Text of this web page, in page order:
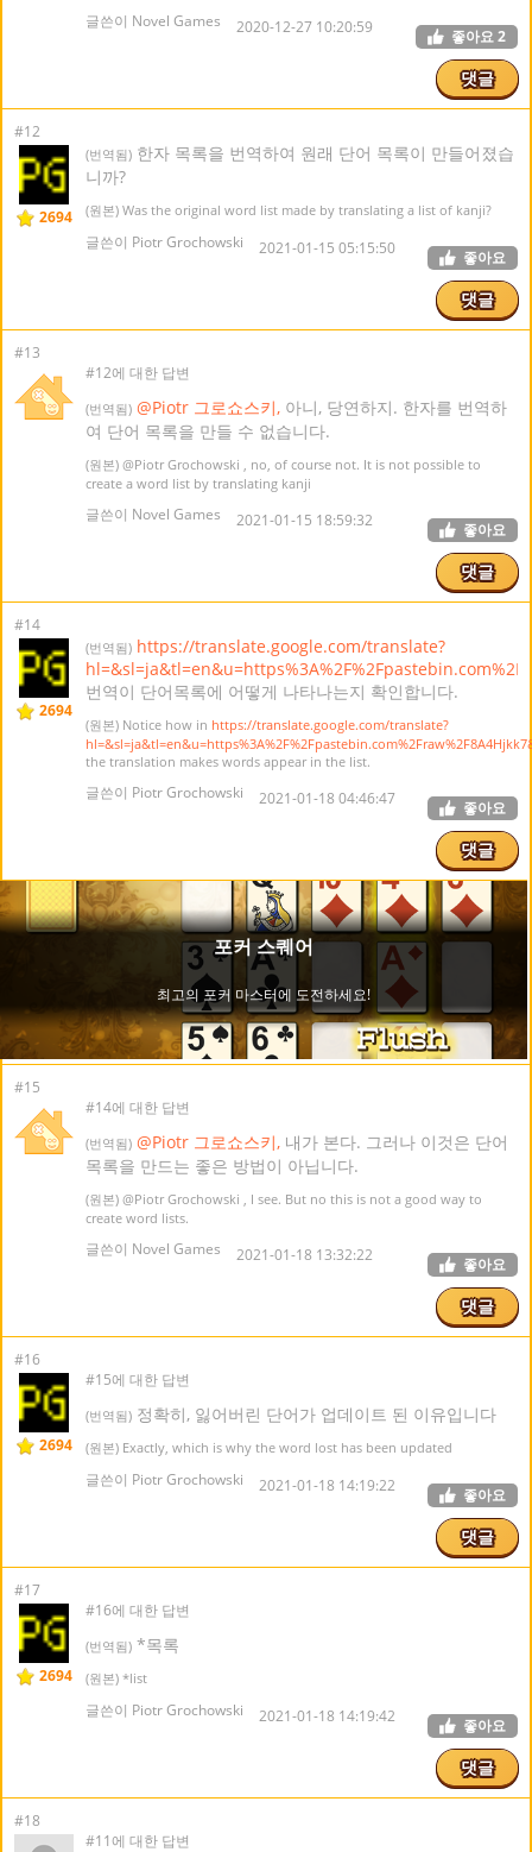
글쓴이 Novel Games 2020-12-27 10:20:59 좋아요2
댓글
#12
2694
(번역됨) 한자 목록을 번역하여 원래 단어 목록이 만들어졌습
니까?
(원본) Was the original word list made by translating a list of kanji?
글쓴이 Piotr Grochowski 2021-01-15 05:15:50 좋아요
댓글
#13
#12에 대한 답변
(번역됨) @Piotr 그로쇼스키, 아니, 당연하지. 한자를 번역하
여 단어 목록을 만들 수 없습니다.
(원본) @Piotr Grochowski , no, of course not. It is not possible to
create a word list by translating kanji
글쓴이 Novel Games 2021-01-15 18:59:32 좋아요
댓글
#14
2694
(번역됨) https://translate.google.com/translate?
번역이 단어목록에 어떻게 나타나는지 확인합니다.
(원본) Notice how in https://translate.google.com/translate?
the translation makes words appear in the list.
글쓴이 Piotr Grochowski 2021-01-18 04:46:47 좋아요
댓글
#15
#14에 대한 답변
(번역됨) @Piotr 그로쇼스키, 내가 본다. 그러나 이것은 단어
목록을 만드는 좋은 방법이 아닙니다.
(원본) @Piotr Grochowski , I see. But no this is not a good way to
create word lists.
글쓴이 Novel Games 2021-01-18 13:32:22 좋아요
댓글
#16
2694
#15에 대한 답변
(번역됨) 정확히, 잃어버린 단어가 업데이트 된 이유입니다
(원본) Exactly, which is why the word lost has been updated
글쓴이 Piotr Grochowski 2021-01-18 14:19:22 좋아요
댓글
#17
2694
#16에 대한 답변
(번역됨) *목록
(원본) *list
글쓴이 Piotr Grochowski 2021-01-18 14:19:42 좋아요
댓글
#18
#11에 대한 답변